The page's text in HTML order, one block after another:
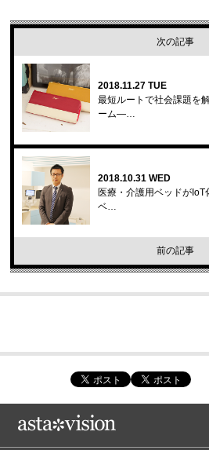
次の記事
2018.11.27 TUE
最短ルートで社会課題を
ーム—…
2018.10.31 WED
医療・介護用ベッドがIoT
ベ…
前の記事